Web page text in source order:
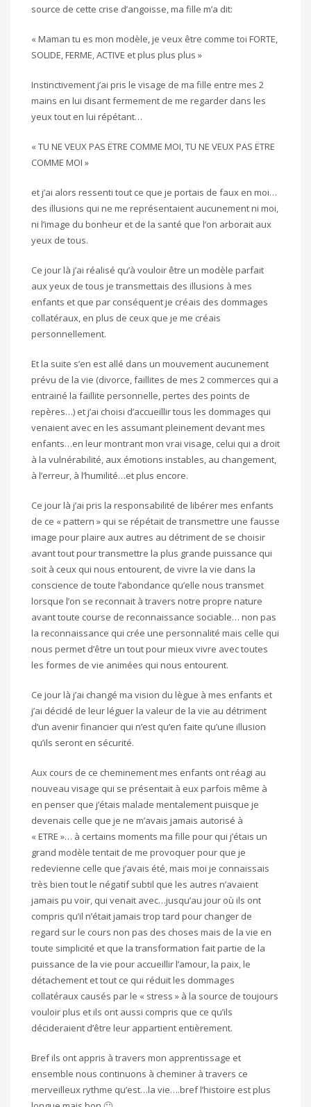
source de cette crise d’angoisse, ma fille m’a dit:
« Maman tu es mon modèle, je veux être comme toi FORTE,
SOLIDE, FERME, ACTIVE et plus plus plus »
Instinctivement j’ai pris le visage de ma fille entre mes 2
mains en lui disant fermement de me regarder dans les
yeux tout en lui répétant…
« TU NE VEUX PAS ËTRE COMME MOI, TU NE VEUX PAS ËTRE
COMME MOI »
et j’ai alors ressenti tout ce que je portais de faux en moi…
des illusions qui ne me représentaient aucunement ni moi,
ni l’image du bonheur et de la santé que l’on arborait aux
yeux de tous.
Ce jour là j’ai réalisé qu’à vouloir être un modèle parfait
aux yeux de tous je transmettais des illusions à mes
enfants et que par conséquent je créais des dommages
collatéraux, en plus de ceux que je me créais
personnellement.
Et la suite s’en est allé dans un mouvement aucunement
prévu de la vie (divorce, faillites de mes 2 commerces qui a
entrainé la faillite personnelle, pertes des points de
repères…) et j’ai choisi d’accueillir tous les dommages qui
venaient avec en les assumant pleinement devant mes
enfants…en leur montrant mon vrai visage, celui qui a droit
à la vulnérabilité, aux émotions instables, au changement,
à l’erreur, à l’humilité…et plus encore.
Ce jour là j’ai pris la responsabilité de libérer mes enfants
de ce « pattern » qui se répétait de transmettre une fausse
image pour plaire aux autres au détriment de se choisir
avant tout pour transmettre la plus grande puissance qui
soit à ceux qui nous entourent, de vivre la vie dans la
conscience de toute l’abondance qu’elle nous transmet
lorsque l’on se reconnait à travers notre propre nature
avant toute course de reconnaissance sociable… non pas
la reconnaissance qui crée une personnalité mais celle qui
nous permet d’être un tout pour mieux vivre avec toutes
les formes de vie animées qui nous entourent.
Ce jour là j’ai changé ma vision du lègue à mes enfants et
j’ai décidé de leur léguer la valeur de la vie au détriment
d’un avenir financier qui n’est qu’en faite qu’une illusion
qu’ils seront en sécurité.
Aux cours de ce cheminement mes enfants ont réagi au
nouveau visage qui se présentait à eux parfois même à
en penser que j’étais malade mentalement puisque je
devenais celle que je ne m’avais jamais autorisé à
« ETRE »… à certains moments ma fille pour qui j’étais un
grand modèle tentait de me provoquer pour que je
redevienne celle que j’avais été, mais moi je connaissais
très bien tout le négatif subtil que les autres n’avaient
jamais pu voir, qui venait avec…jusqu’au jour où ils ont
compris qu’il n’était jamais trop tard pour changer de
regard sur le cours non pas des choses mais de la vie en
toute simplicité et que la transformation fait partie de la
puissance de la vie pour accueillir l’amour, la paix, le
détachement et tout ce qui réduit les dommages
collatéraux causés par le « stress » à la source de toujours
vouloir plus et ils ont aussi compris que ce qu’ils
décideraient d’être leur appartient entièrement.
Bref ils ont appris à travers mon apprentissage et
ensemble nous continuons à cheminer à travers ce
merveilleux rythme qu’est…la vie….bref l’histoire est plus